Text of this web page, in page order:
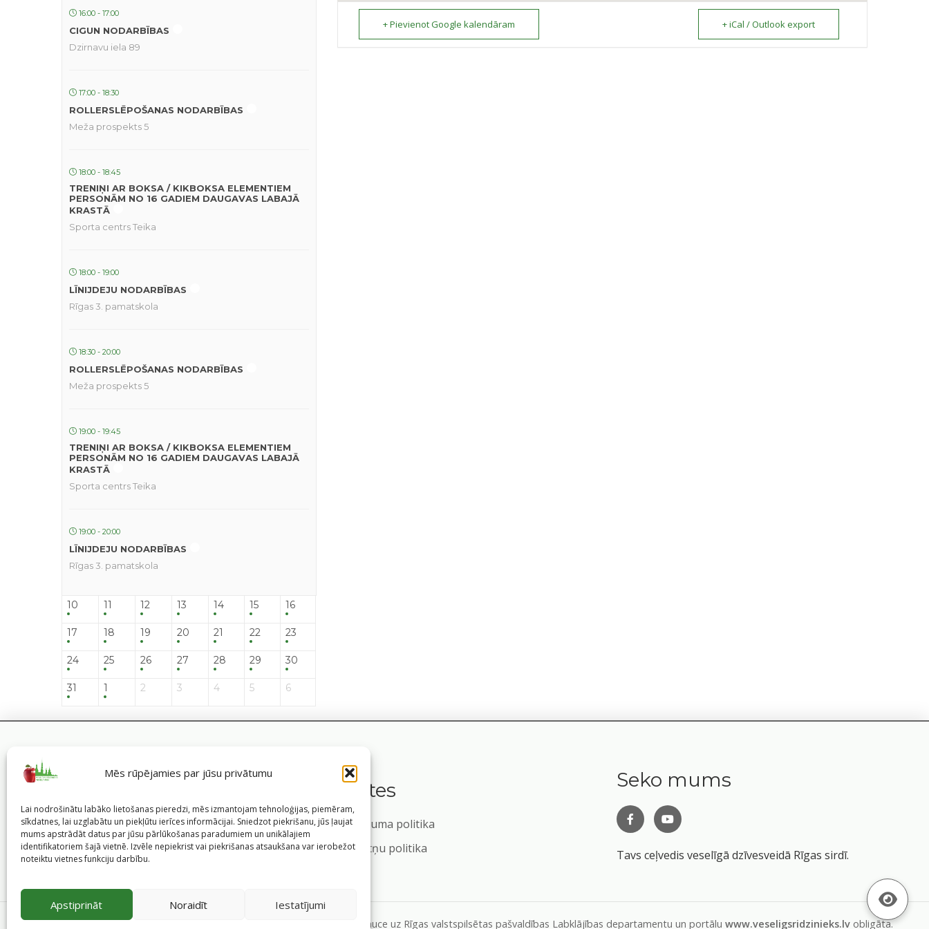
Mēs rūpējamies par jūsu privātumu
Lai nodrošinātu labāko lietošanas pieredzi, mēs izmantojam tehnoloģijas, piemēram,
sīkdatnes, lai uzglabātu un piekļūtu ierīces informācijai. Sniedzot piekrišanu, jūs ļaujat
mums apstrādāt datus par jūsu pārlūkošanas paradumiem un unikālajiem
identifikatoriem šajā vietnē. Izvēle nepiekrist vai piekrišanas atsaukšana var ierobežot
noteiktu vietnes funkciju darbību.
Apstiprināt Noraidīt Iestatījumi
16:00 - 17:00
CIGUN NODARBĪBAS
Dzirnavu iela 89
17:00 - 18:30
ROLLERSLĒPOŠANAS NODARBĪBAS
Meža prospekts 5
18:00 - 18:45
TRENIŅI AR BOKSA / KIKBOKSA ELEMENTIEM
PERSONĀM NO 16 GADIEM DAUGAVAS LABAJĀ
KRASTĀ
Sporta centrs Teika
18:00 - 19:00
LĪNIJDEJU NODARBĪBAS
Rīgas 3. pamatskola
18:30 - 20:00
ROLLERSLĒPOŠANAS NODARBĪBAS
Meža prospekts 5
19:00 - 19:45
TRENIŅI AR BOKSA / KIKBOKSA ELEMENTIEM
PERSONĀM NO 16 GADIEM DAUGAVAS LABAJĀ
KRASTĀ
Sporta centrs Teika
19:00 - 20:00
LĪNIJDEJU NODARBĪBAS
Rīgas 3. pamatskola
10 11 12 13 14 15 16
17 18 19 20 21 22 23
24 25 26 27 28 29 30
31 1 2 3 4 5 6
+ Pievienot Google kalendāram + iCal / Outlook export
Saites
Privātuma politika
Sīkdatņu politika
Seko mums
Tavs ceļvedis veselīgā dzīvesveidā Rīgas sirdī.
©2026 Veselīgs rīdzinieks veselā Rīgā Pārpublicējot informāciju, atsauce uz Rīgas valstspilsētas pašvaldības Labklājības departamentu un portālu www.veseligsridzinieks.lv obligāta.